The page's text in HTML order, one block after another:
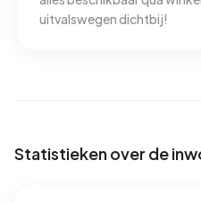
verbruikt een adres in
uitvalswegen dichtbij!
Statistieken over de